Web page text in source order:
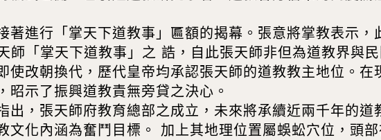
著進行「掌天下道教事」匾額的揭幕。張意將掌教表示
師「掌天下道教事」之 誥，自此張天師非但為道教界與
使改朝換代，歷代皇帝均承認張天師的道教教主地位。
昭示了振興道教責無旁貸之決心。
出，張天師府教育總部之成立，未來將承續近兩千年的道
文化內涵為奮鬥目標。 加上其地理位置屬蜈蚣穴位，頭